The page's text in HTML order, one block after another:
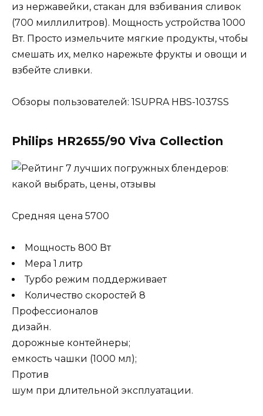
из нержавейки, стакан для взбивания сливок
(700 миллилитров). Мощность устройства 1000
Вт. Просто измельчите мягкие продукты, чтобы
смешать их, мелко нарежьте фрукты и овощи и
взбейте сливки.
Обзоры пользователей: 1SUPRA HBS-1037SS
Philips HR2655/90 Viva Collection
Средняя цена 5700
Мощность 800 Вт
Мера 1 литр
Турбо режим поддерживает
Количество скоростей 8
Профессионалов
дизайн.
дорожные контейнеры;
емкость чашки (1000 мл);
Против
шум при длительной эксплуатации.